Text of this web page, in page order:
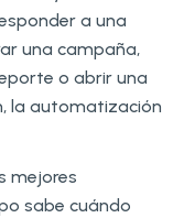
a una
una campaña,
o abrir una
la automatización
mejores
sabe cuándo